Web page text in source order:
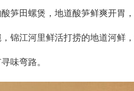
酸笋田螺煲 ，地道酸笋鲜爽开胃
，锦江河里鲜活打捞的地道河鲜
味弯路。